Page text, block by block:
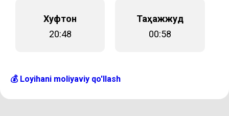
Хуфтон
20:48
Таҳажжуд
00:58
💰 Loyihani moliyaviy qo'llash